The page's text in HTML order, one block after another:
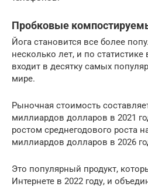
Пробковые
Йога становится все более
несколько лет, и по
входит в десятку самых
мире.
Рыночная стоимость
миллиардов долларов в 2021
ростом среднегодового роста
миллиардов долларов в 2026
Это популярный продукт,
Интернете в 2022 году, и